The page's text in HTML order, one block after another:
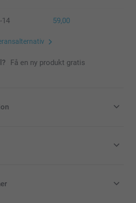
14 59,00
Få en ny produkt gratis
kronor (SEK), inklusive moms och